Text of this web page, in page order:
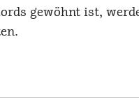
gewöhnt ist,